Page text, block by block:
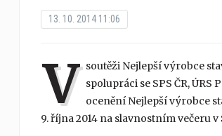
13. 10. 2014 11:06
V
soutěži Nejlepší výrobce
spolupráci se SPS ČR,
ocenění Nejlepší výrobce
9. října 2014 na slavnostním večeru